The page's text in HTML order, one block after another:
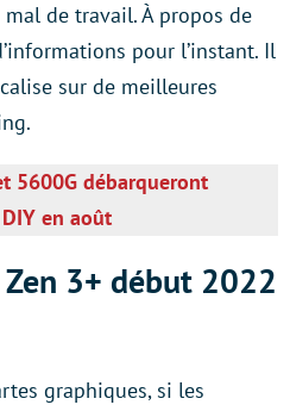
de travail. À propos de
pour l’instant. Il
sur de meilleures
5600G débarqueront
en août
3+ début 2022
graphiques, si les